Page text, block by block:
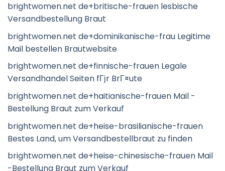
brightwomen.net de+britische-frauen lesbische
Versandbestellung Braut
brightwomen.net de+dominikanische-frau Legitime
Mail bestellen Brautwebsite
brightwomen.net de+finnische-frauen Legale
Versandhandel Seiten fГјr BrГ¤ute
brightwomen.net de+haitianische-frauen Mail -
Bestellung Braut zum Verkauf
brightwomen.net de+heise-brasilianische-frauen
Bestes Land, um Versandbestellbraut zu finden
brightwomen.net de+heise-chinesische-frauen Mail
-Bestellung Braut zum Verkauf